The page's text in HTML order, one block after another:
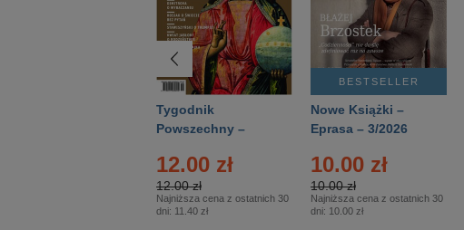
Tygodnik
Powszechny –
12.00 zł
12.00 zł
Najniższa cena z ostatnich 30
dni: 11.40 zł
BESTSELLER
Nowe Książki –
Eprasa – 3/2026
10.00 zł
10.00 zł
Najniższa cena z ostatnich 30
dni: 10.00 zł